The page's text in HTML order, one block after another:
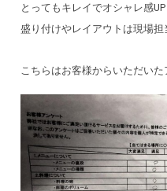
とってもキレイでオシャレ感UP
盛り付けやレイアウトは現場
こちらはお客様からいただいた